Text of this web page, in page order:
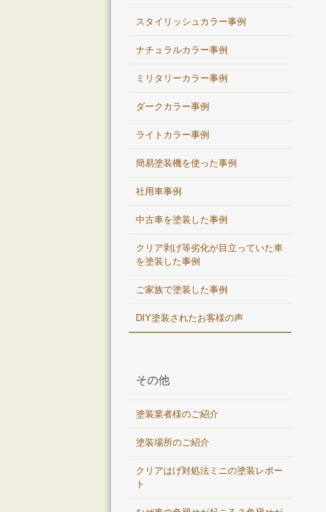
スタイリッシュカラー事例
ナチュラルカラー事例
ミリタリーカラー事例
ダークカラー事例
ライトカラー事例
簡易塗装機を使った事例
社用車事例
中古車を塗装した事例
クリア剥げ等劣化が目立っていた車
を塗装した事例
ご家族で塗装した事例
DIY塗装されたお客様の声
その他
塗装業者様のご紹介
塗装場所のご紹介
クリアはげ対処法ミニの塗装レポー
ト